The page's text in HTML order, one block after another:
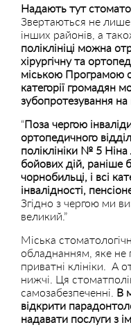
Надають тут
Звертаються не
інших районів, а
поліклініці можна
хірургічну та
міською Програмою
категорії громадян
зубопротезування на
“Поза чергою
ортопедичного
поліклініки № 5
бойових дій, раніше
чорнобильці, і всі
інвалідності,
Згідно з чергою ми
великий.”
Міська
обладнанням, яке
приватні клініки. А
нижчі. Ця
самозабезпеченні. В
відкрити
надавати послуги з